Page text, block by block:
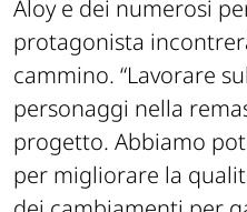
Aloy e dei numerosi
protagonista
cammino. “Lavorare
personaggi nella
progetto. Abbiamo
per migliorare la